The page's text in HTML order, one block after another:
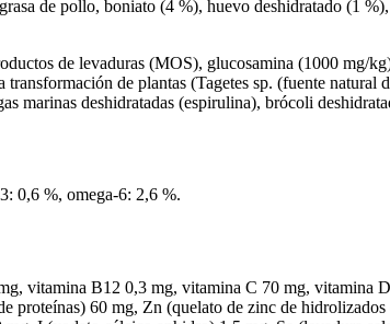
de pollo, boniato (4 %), huevo deshidratado (1
de levaduras (MOS), glucosamina (1000 mg/
de plantas (Tagetes sp. (fuente natural
marinas deshidratadas (espirulina), brócoli
0,6 %, omega-6: 2,6 %.
vitamina B12 0,3 mg, vitamina C 70 mg, vitamina
60 mg, Zn (quelato de zinc de